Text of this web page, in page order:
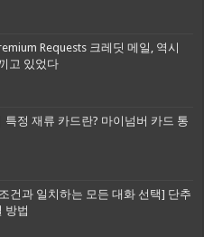
Requests 크레딧 메일, 역시
고 있었다
특정 재류 카드란? 마이넘버 카드 통
건과 일치하는 모든 대화 선택] 단추
방법